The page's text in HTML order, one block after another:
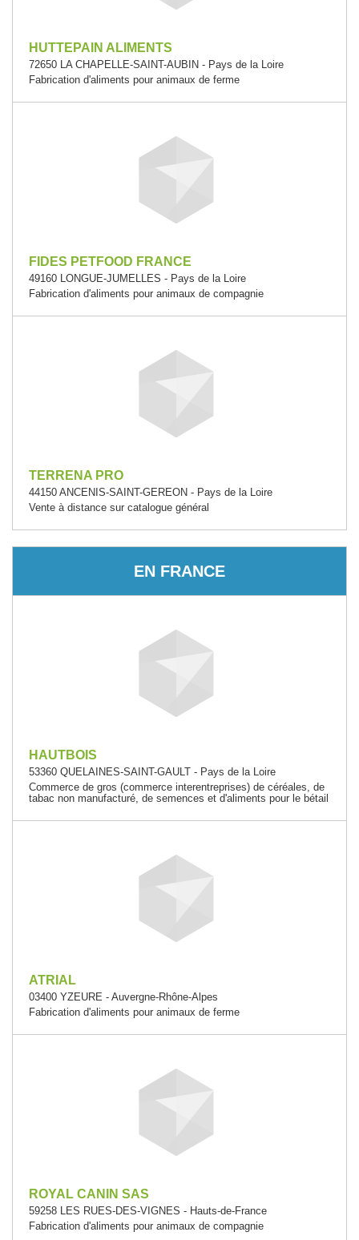
HUTTEPAIN ALIMENTS
72650 LA CHAPELLE-SAINT-AUBIN - Pays de la Loire
Fabrication d'aliments pour animaux de ferme
FIDES PETFOOD FRANCE
49160 LONGUE-JUMELLES - Pays de la Loire
Fabrication d'aliments pour animaux de compagnie
TERRENA PRO
44150 ANCENIS-SAINT-GEREON - Pays de la Loire
Vente à distance sur catalogue général
EN FRANCE
HAUTBOIS
53360 QUELAINES-SAINT-GAULT - Pays de la Loire
Commerce de gros (commerce interentreprises) de céréales, de
tabac non manufacturé, de semences et d'aliments pour le bétail
ATRIAL
03400 YZEURE - Auvergne-Rhône-Alpes
Fabrication d'aliments pour animaux de ferme
ROYAL CANIN SAS
59258 LES RUES-DES-VIGNES - Hauts-de-France
Fabrication d'aliments pour animaux de compagnie